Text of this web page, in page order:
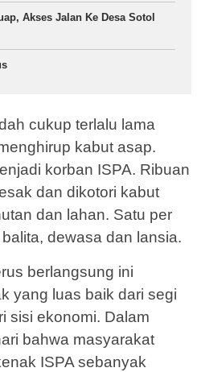
Akses Jalan Ke Desa Sotol
cukup terlalu lama
kabut asap.
korban ISPA. Ribuan
dan dikotori kabut
dan lahan. Satu per
dewasa dan lansia.
berlangsung ini
yang luas baik dari segi
sisi ekonomi. Dalam
bahwa masyarakat
ISPA sebanyak